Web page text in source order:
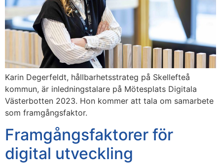
Karin Degerfeldt, hållbarhetsstrateg på Skellefteå
kommun, är inledningstalare på Mötesplats Digitala
Västerbotten 2023. Hon kommer att tala om samarbete
som framgångsfaktor.
Framgångsfaktorer för
digital utveckling